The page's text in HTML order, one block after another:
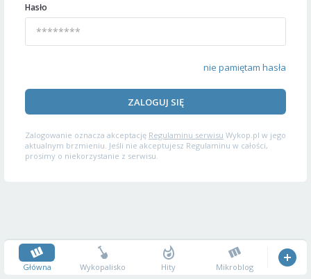
Hasło
nie pamiętam hasła
ZALOGUJ SIĘ
Zalogowanie oznacza akceptację Regulaminu serwisu Wykop.pl w jego
aktualnym brzmieniu. Jeśli nie akceptujesz Regulaminu w całości,
prosimy o niekorzystanie z serwisu.
Główna Wykopalisko Hity Mikroblog